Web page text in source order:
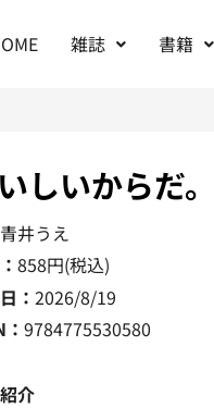
雑誌 書籍
しいからだ
青井うえ
858円(税込)
： 2026/8/19
9784775530580
介